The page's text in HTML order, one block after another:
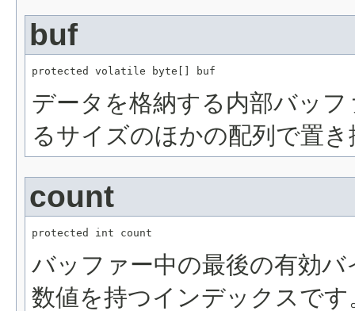
buf
protected volatile byte[] buf
データを格納する内部バッ
るサイズのほかの配列で置
count
protected int count
バッファー中の最後の有効
数値を持つインデックスで